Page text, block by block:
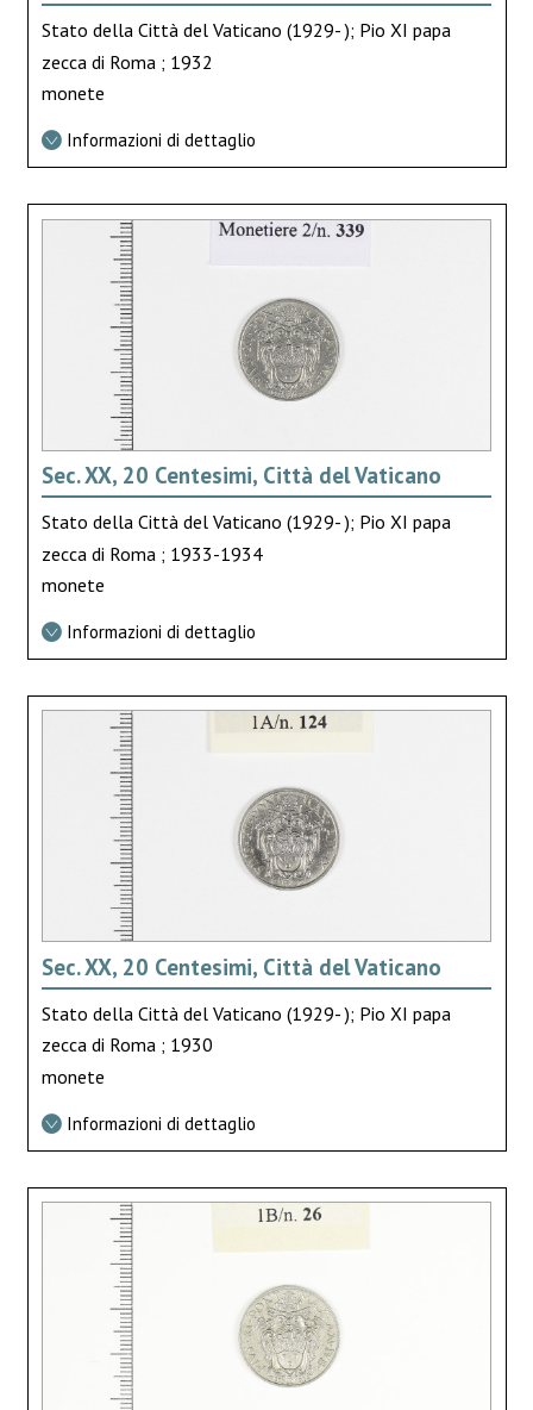
Stato della Città del Vaticano (1929- ); Pio XI papa
zecca di Roma ; 1932
monete
Informazioni di dettaglio
Sec. XX, 20 Centesimi, Città del Vaticano
Stato della Città del Vaticano (1929- ); Pio XI papa
zecca di Roma ; 1933-1934
monete
Informazioni di dettaglio
Sec. XX, 20 Centesimi, Città del Vaticano
Stato della Città del Vaticano (1929- ); Pio XI papa
zecca di Roma ; 1930
monete
Informazioni di dettaglio